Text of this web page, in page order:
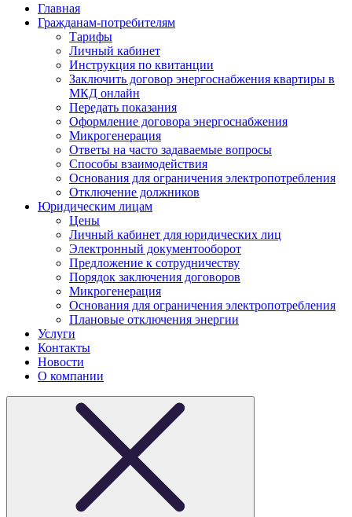
Главная
Гражданам-потребителям
Тарифы
Личный кабинет
Инструкция по квитанции
Заключить договор энергоснабжения квартиры в
МКД онлайн
Передать показания
Оформление договора энергоснабжения
Микрогенерация
Ответы на часто задаваемые вопросы
Способы взаимодействия
Основания для ограничения электропотребления
Отключение должников
Юридическим лицам
Цены
Личный кабинет для юридических лиц
Электронный документооборот
Предложение к сотрудничеству
Порядок заключения договоров
Микрогенерация
Основания для ограничения электропотребления
Плановые отключения энергии
Услуги
Контакты
Новости
О компании